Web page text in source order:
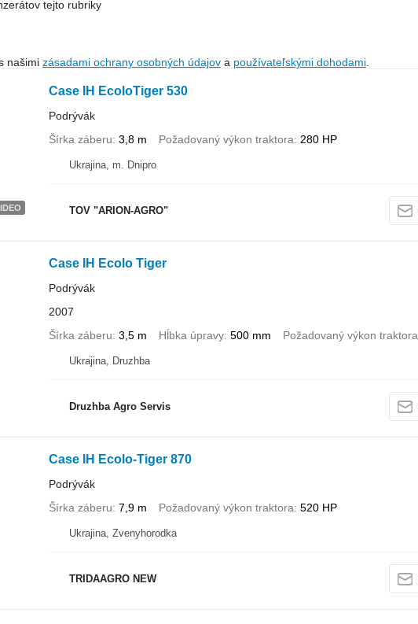
tejto rubriky
našimi zásadami ochrany osobných údajova používateľskými dohodami.
Case IH EcoloTiger 530
Podrývák
Šírka záberu 3,8 m Požadovaný výkon traktora 280 HP
Ukrajina, m. Dnipro
TOV "ARION-AGRO"
Case IH Ecolo Tiger
Podrývák
2007
Šírka záberu 3,5 m Hĺbka úpravy 500 mm Požadovaný výkon traktora
Ukrajina, Druzhba
Druzhba Agro Servis
Case IH Ecolo-Tiger 870
Podrývák
Šírka záberu 7,9 m Požadovaný výkon traktora 520 HP
Ukrajina, Zvenyhorodka
TRIDAAGRO NEW